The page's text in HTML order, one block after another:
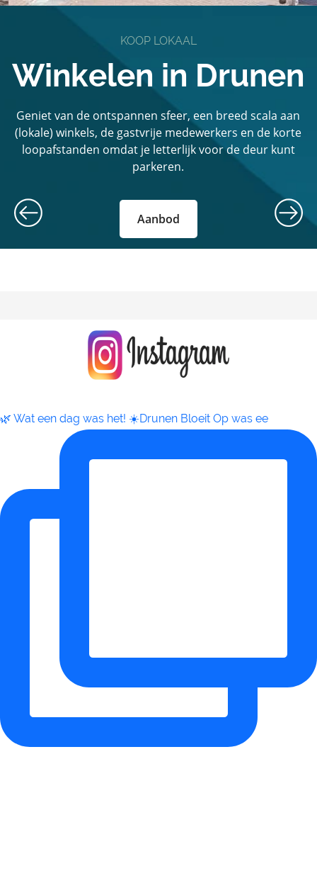
KOOP LOKAAL
Winkelen in Drunen
Geniet van de ontspannen sfeer, een breed scala aan
(lokale) winkels, de gastvrije medewerkers en de korte
loopafstanden omdat je letterlijk voor de deur kunt
parkeren.
Aanbod
🌿 Wat een dag was het! ☀️Drunen Bloeit Op was ee